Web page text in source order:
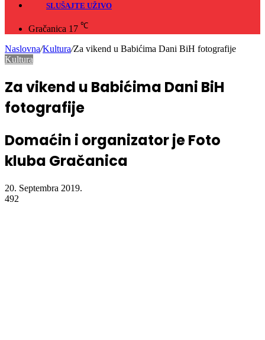
SLUŠAJTE UŽIVO
Gračanica 17 ℃
Naslovna/Kultura/Za vikend u Babićima Dani BiH fotografije
Kultura
Za vikend u Babićima Dani BiH
fotografije
Domaćin i organizator je Foto
kluba Gračanica
20. Septembra 2019.
492